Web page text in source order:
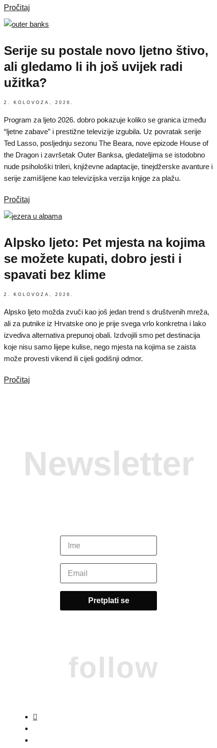
Pročitaj
Serije su postale novo ljetno štivo,
ali gledamo li ih još uvijek radi
užitka?
2. KOLOVOZA, 2026.
Program za ljeto 2026. dobro pokazuje koliko se granica između
“ljetne zabave” i prestižne televizije izgubila. Uz povratak serije
Ted Lasso, posljednju sezonu The Beara, nove epizode House of
the Dragon i završetak Outer Banksa, gledateljima se istodobno
nude psihološki trileri, književne adaptacije, tinejdžerske avanture i
serije zamišljene kao televizijska verzija knjige za plažu.
Pročitaj
Alpsko ljeto: Pet mjesta na kojima
se možete kupati, dobro jesti i
spavati bez klime
2. KOLOVOZA, 2026.
Alpsko ljeto možda zvuči kao još jedan trend s društvenih mreža,
ali za putnike iz Hrvatske ono je prije svega vrlo konkretna i lako
izvediva alternativa prepunoj obali. Izdvojili smo pet destinacija
koje nisu samo lijepe kulise, nego mjesta na kojima se zaista
može provesti vikend ili cijeli godišnji odmor.
Pročitaj
Newsletter
follow